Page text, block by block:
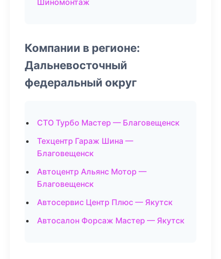
Шиномонтаж
Компании в регионе:
Дальневосточный
федеральный округ
СТО Турбо Мастер — Благовещенск
Техцентр Гараж Шина —
Благовещенск
Автоцентр Альянс Мотор —
Благовещенск
Автосервис Центр Плюс — Якутск
Автосалон Форсаж Мастер — Якутск